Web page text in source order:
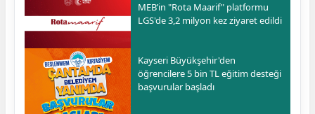
MEB’in "Rota Maarif" platformu
LGS'de 3,2 milyon kez ziyaret edildi
Kayseri Büyükşehir'den
öğrencilere 5 bin TL eğitim desteği
başvurular başladı